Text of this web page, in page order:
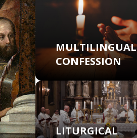
MULTILINGUAL
CONFESSION
LITURGICAL